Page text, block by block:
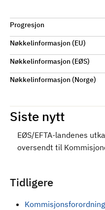
Progresjon
Nøkkelinformasjon (EU)
Nøkkelinformasjon (EØS)
Nøkkelinformasjon (Norge)
Siste nytt
EØS/EFTA-landenes
oversendt til
Tidligere
Kommisjonsforordning